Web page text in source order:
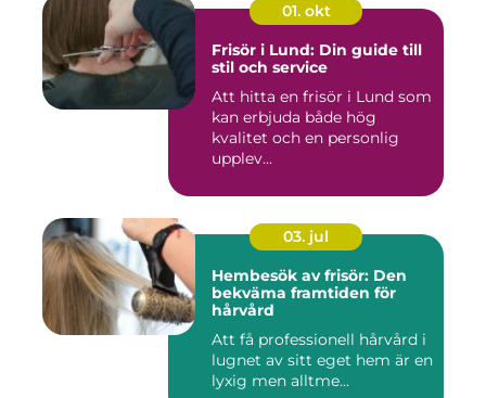
01. okt
Frisör i Lund: Din guide till
stil och service
Att hitta en frisör i Lund som
kan erbjuda både hög
kvalitet och en personlig
upplev...
03. jul
Hembesök av frisör: Den
bekväma framtiden för
hårvård
Att få professionell hårvård i
lugnet av sitt eget hem är en
lyxig men alltme...